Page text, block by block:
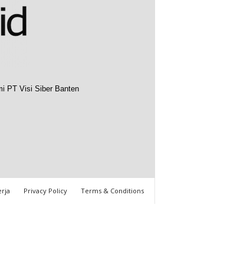
PT Visi Siber Banten
Privacy Policy Terms & Conditions